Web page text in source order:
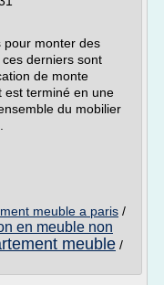
pour monter des
derniers sont
de monte
est terminé en une
du mobilier
meuble a paris /
en meuble non
meuble /